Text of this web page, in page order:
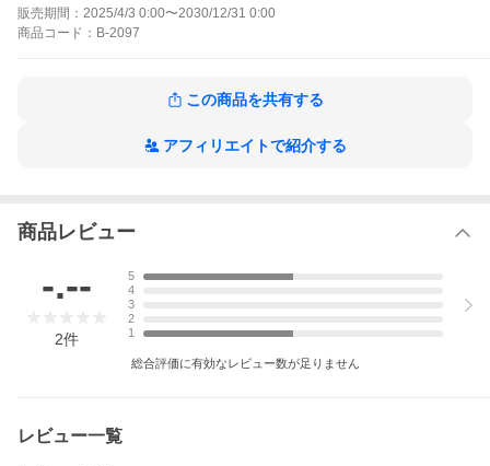
全国一律配送料金 1,000円 ※特例地域：北海道 4,000円、沖
縄県 2,600円
送料割引条件に該当しない場合は、ご購入いただきました商品を
メールにて修正された送料をお送りいたしますのでご確認くださ
販売期間： 2025/4/3 0:00〜2030/12/31 0:00
商品 コード： B-2097
この商品を共有する
アフィリエイトで紹介する
商品レビュー
-.--
2件
5
4
3
2
1
総合評価に有効なレビュー数が足りません
レビュー一覧